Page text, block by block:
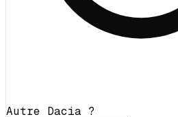
Autre Dacia ?